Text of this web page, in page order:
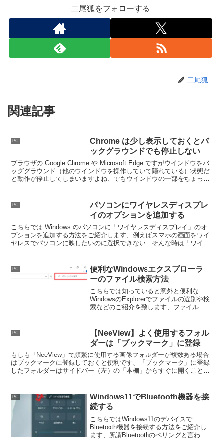
二尾狐をフォローする
二尾狐
関連記事
PC
Chrome は少し表示しておくとバ
ックグラウンドでも停止しない
ブラウザの Google Chrome や Microsoft Edge ですがウインドウをバ
ッググラウンド（他のウインドウを操作していて隠れている）状態だ
と動作が停止してしまいますよね、でもウインドウの一部をちょっと
PC
パソコンにワイヤレスディスプレ
イのオプションを追加する
こちらでは Windows のパソコンに「ワイヤレスディスプレイ」のオ
プションを追加する方法をご紹介します、例えばスマホの画面をワイ
ヤレスでパソコンに映したいのに選択できない、そんな時は「ワイヤ
PC
便利なWindowsエクスプローラ
ーのファイル検索方法
こちらでは知っていると意外と便利な
WindowsのExplorerでファイルの選別や検
索などのご紹介を致します、ファイル名
さい。
PC
【NeeView】よく使用するフォル
ダーは「ブックマーク」に登録
もしも「NeeView」で頻繁に使用する画像フォルダーが複数ある場合
はブックマークに登録しておくと便利です、「ブックマーク」に登録
したフォルダーはサイドバー（左）の「本棚」からすぐに開くことが
PC
Windows11でBluetooth機器を接
続する
こちらではWindows11のデバイスで
Bluetooth機器を接続する方法をご紹介し
ます、所謂Bluetoothのペリングと言われ